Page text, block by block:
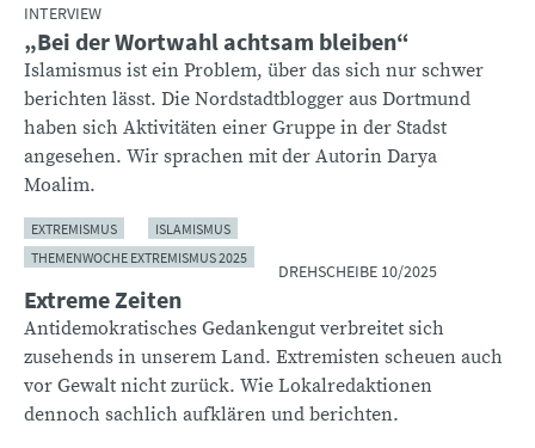
INTERVIEW
„Bei der Wortwahl achtsam bleiben“
Islamismus ist ein Problem, über das sich nur schwer
berichten lässt. Die Nordstadtblogger aus Dortmund
haben sich Aktivitäten einer Gruppe in der Stadst
angesehen. Wir sprachen mit der Autorin Darya
Moalim.
EXTREMISMUS
ISLAMISMUS
THEMENWOCHE EXTREMISMUS 2025
DREHSCHEIBE 10/2025
Extreme Zeiten
Antidemokratisches Gedankengut verbreitet sich
zusehends in unserem Land. Extremisten scheuen auch
vor Gewalt nicht zurück. Wie Lokalredaktionen
dennoch sachlich aufklären und berichten.